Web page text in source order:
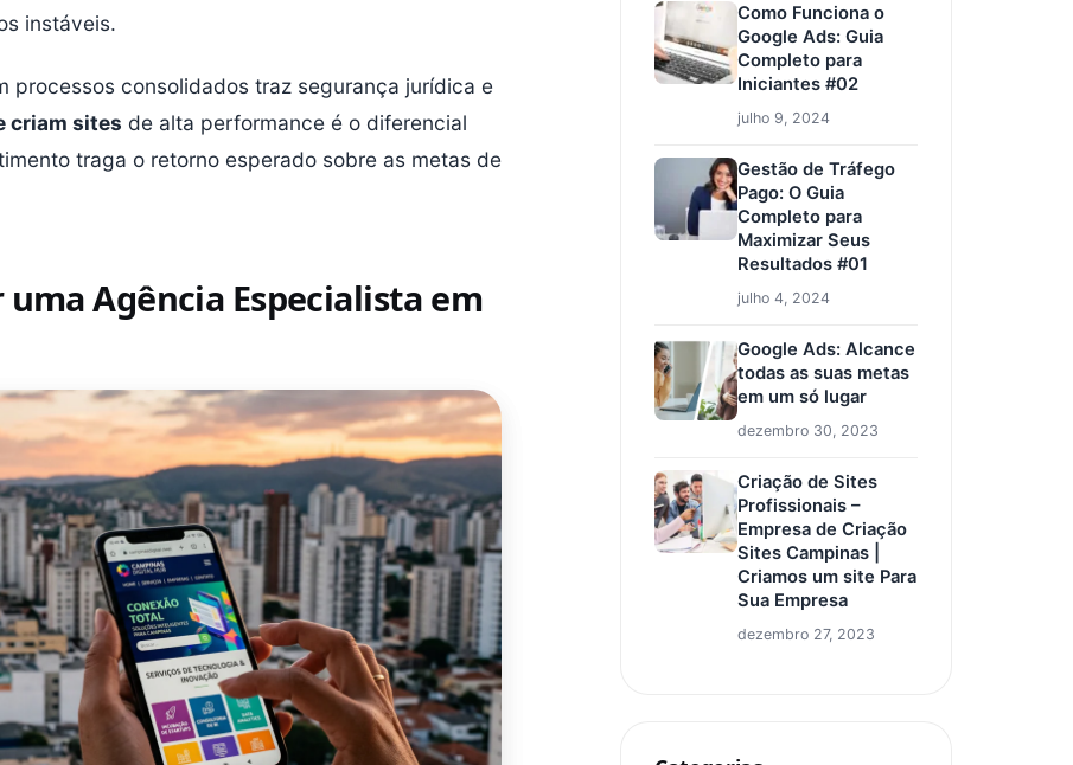
instáveis.
processos consolidados traz segurança jurídica e
criam sites de alta performance é o diferencial
traga o retorno esperado sobre as metas de
Agência Especialista em
Como Funciona o
Google Ads: Guia
Completo para
Iniciantes #02
julho 9, 2024
Gestão de Tráfego
Pago: O Guia
Completo para
Maximizar Seus
Resultados #01
julho 4, 2024
Google Ads: Alcance
todas as suas metas
em um só lugar
dezembro 30, 2023
Criação de Sites
Profissionais –
Empresa de Criação
Sites Campinas |
Criamos um site Para
Sua Empresa
dezembro 27, 2023